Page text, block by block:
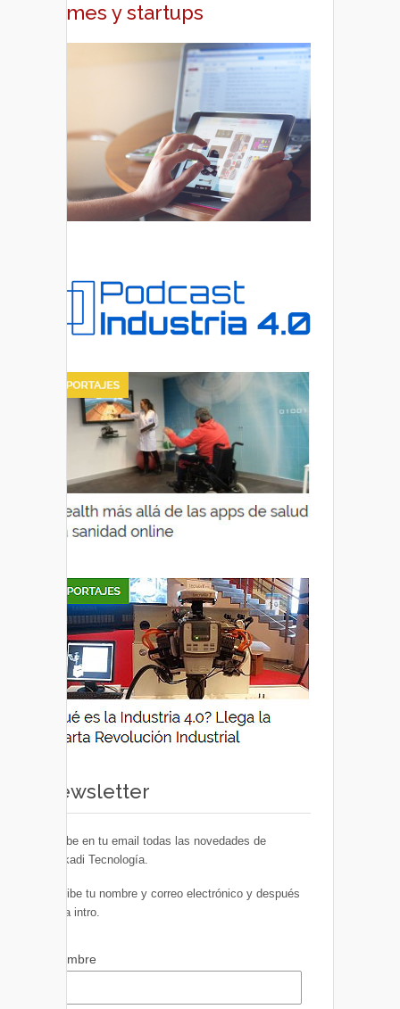
pymes y startups
Newsletter
Recibe en tu email todas las novedades de
Euskadi Tecnología.
Escribe tu nombre y correo electrónico y después
pulsa intro.
Nombre